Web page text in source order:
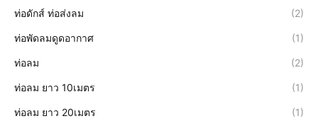
ท่อดักส์ ท่อส่งลม (2)
ท่อพัดลมดูดอากาศ (1)
ท่อลม (2)
ท่อลม ยาว 10เมตร (1)
ท่อลม ยาว 20เมตร (1)